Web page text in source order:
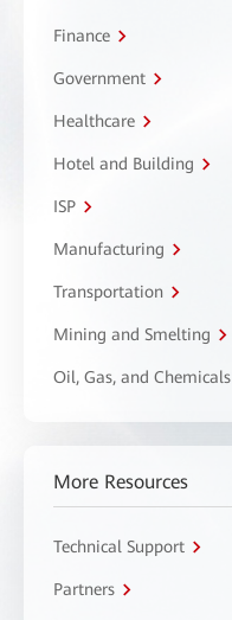
Finance
Government
Healthcare
Hotel and Building
ISP
Manufacturing
Transportation
Mining and Smelting
Oil, Gas, and Chemicals
More Resources
Technical Support
Partners